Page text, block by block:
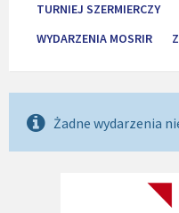
TURNIEJ SZERMIERCZY
WYDARZENIA MOSRIR
Żadne wydarzenia